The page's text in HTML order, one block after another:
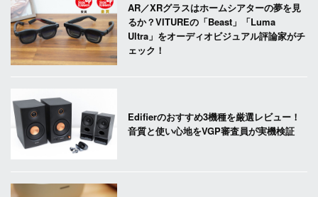
AR／XRグラスはホームシアターの夢を見
るか？VITUREの「Beast」「Luma
Ultra」をオーディオビジュアル評論家がチ
ェック！
Edifierのおすすめ3機種を厳選レビュー！
音質と使い心地をVGP審査員が実機検証